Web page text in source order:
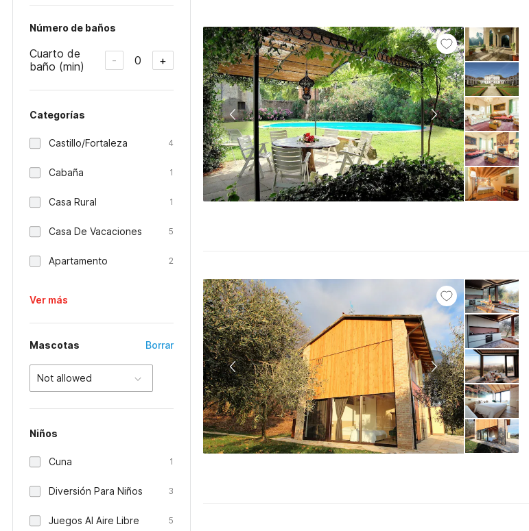
Número de baños
Cuarto de
baño (min)
- 0 +
Categorías
Castillo/Fortaleza 4
Cabaña 1
Casa Rural 1
Casa De Vacaciones 5
Apartamento 2
Ver más
Mascotas Borrar
Not allowed
Niños
Cuna 1
Diversión Para Niños 3
Juegos Al Aire Libre 5